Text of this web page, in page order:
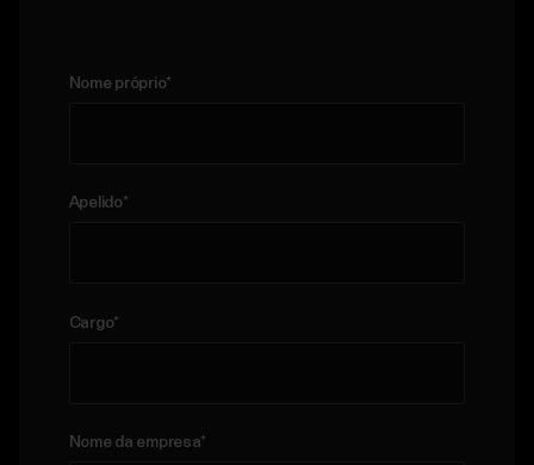
Nome próprio*
Apelido*
Cargo*
Nome da empresa*